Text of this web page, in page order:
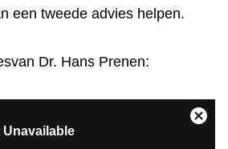
een tweede advies helpen.
Dr. Hans Prenen:
Unavailable
Close